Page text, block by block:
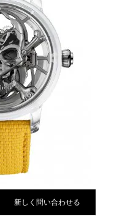
新しく問い合わせる